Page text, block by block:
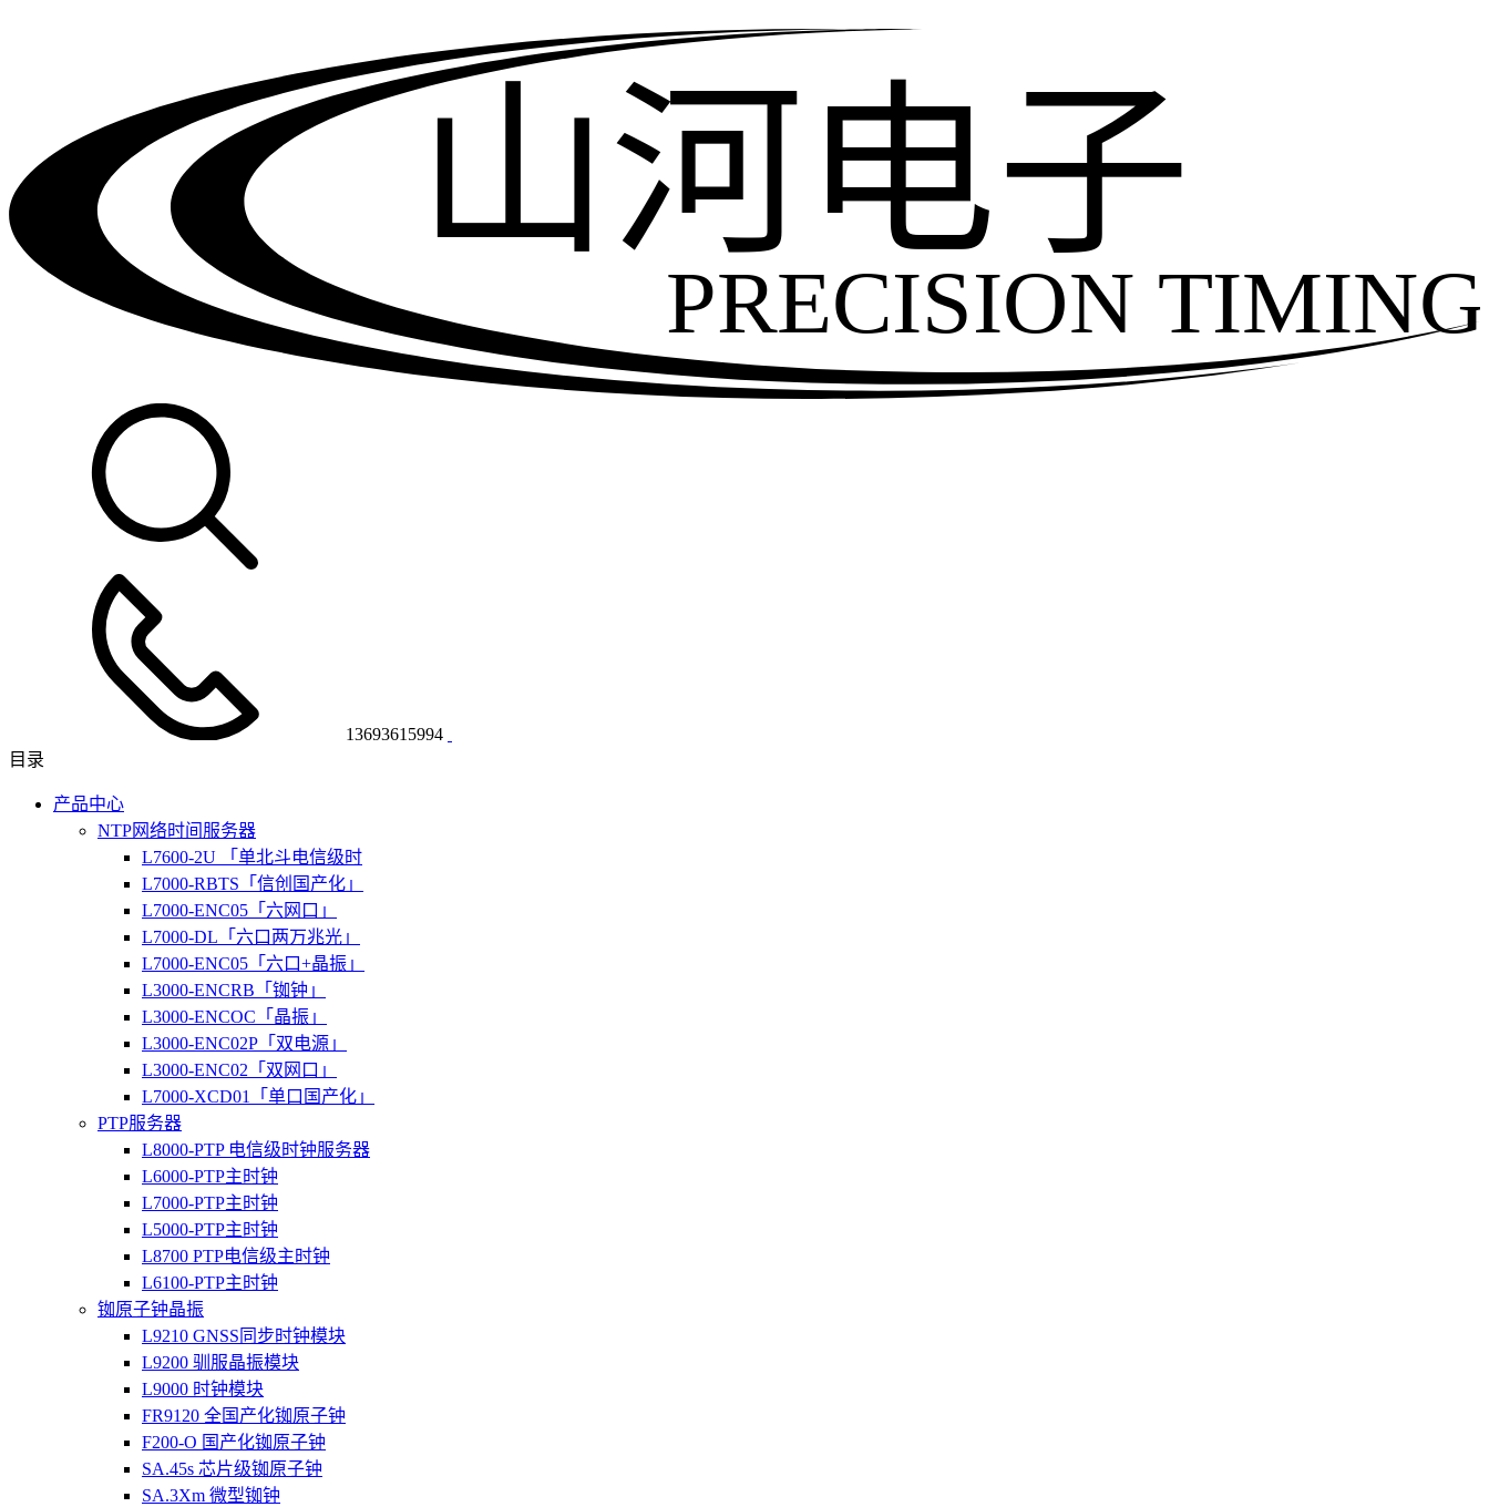
PRECISION TIMING
山河电子
13693615994
目录
产品中心
NTP网络时间服务器
L7600-2U 「单北斗电信级时
L7000-RBTS「信创国产化」
L7000-ENC05「六网口」
L7000-DL「六口两万兆光」
L7000-ENC05「六口+晶振」
L3000-ENCRB「铷钟」
L3000-ENCOC「晶振」
L3000-ENC02P「双电源」
L3000-ENC02「双网口」
L7000-XCD01「单口国产化」
PTP服务器
L8000-PTP 电信级时钟服务器
L6000-PTP主时钟
L7000-PTP主时钟
L5000-PTP主时钟
L8700 PTP电信级主时钟
L6100-PTP主时钟
铷原子钟晶振
L9210 GNSS同步时钟模块
L9200 驯服晶振模块
L9000 时钟模块
FR9120 全国产化铷原子钟
F200-O 国产化铷原子钟
SA.45s 芯片级铷原子钟
SA.3Xm 微型铷钟